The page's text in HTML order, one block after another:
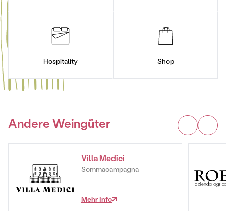
Hospitality Shop
Andere Weingüter
Villa Medici
Sommacampagna
Mehr Info